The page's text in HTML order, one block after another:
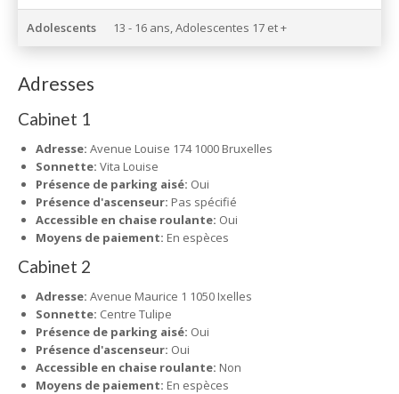
Adolescents 13 - 16 ans, Adolescentes 17 et +
Adresses
Cabinet 1
Adresse: Avenue Louise 174 1000 Bruxelles
Sonnette: Vita Louise
Présence de parking aisé: Oui
Présence d'ascenseur: Pas spécifié
Accessible en chaise roulante: Oui
Moyens de paiement: En espèces
Cabinet 2
Adresse: Avenue Maurice 1 1050 Ixelles
Sonnette: Centre Tulipe
Présence de parking aisé: Oui
Présence d'ascenseur: Oui
Accessible en chaise roulante: Non
Moyens de paiement: En espèces